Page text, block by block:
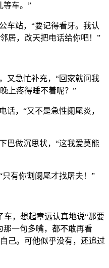
等车。”
车站，“要记得看牙。我认
居，改天把电话给你吧！”
又急忙补充，“回家就问我
上疼得睡不着呢？”
话，“又不是急性阑尾炎，
巴做沉思状，“这我爱莫能
有你割阑尾才找屠夫！”
车，想起章远认真地说“那要
那一句多嘴，都不敢再看
己。可他似乎没有，还追过